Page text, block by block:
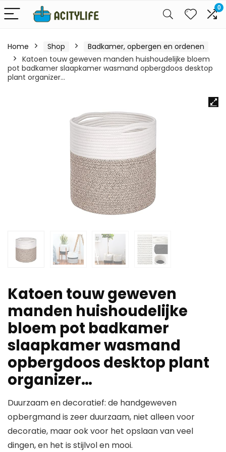
0
Home Shop
Badkamer, opbergen en ordenen
Katoen touw geweven manden huishoudelijke bloem
pot badkamer slaapkamer wasmand opbergdoos desktop
plant organizer…
Katoen touw geweven
manden huishoudelijke
bloem pot badkamer
slaapkamer wasmand
opbergdoos desktop plant
organizer…
Duurzaam en decoratief: de handgeweven
opbergmand is zeer duurzaam, niet alleen voor
decoratie, maar ook voor het opslaan van veel
dingen, en het is stijlvol en mooi.